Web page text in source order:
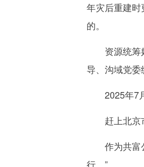
年灾后重建
的。
资源统筹好
导、沟域党委
2025年7月
赶上北京市
作为共富公
行。”